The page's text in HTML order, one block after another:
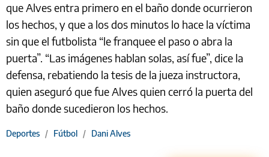
que Alves entra primero en el baño donde ocurrieron
los hechos, y que a los dos minutos lo hace la víctima
sin que el futbolista “le franquee el paso o abra la
puerta”. “Las imágenes hablan solas, así fue”, dice la
defensa, rebatiendo la tesis de la jueza instructora,
quien aseguró que fue Alves quien cerró la puerta del
baño donde sucedieron los hechos.
Deportes / Fútbol / Dani Alves